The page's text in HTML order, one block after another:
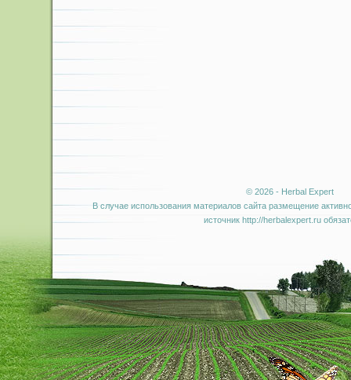
© 2026 - Herbal Expert
В случае использования материалов сайта размещение
источник http://herbalexpert.ru